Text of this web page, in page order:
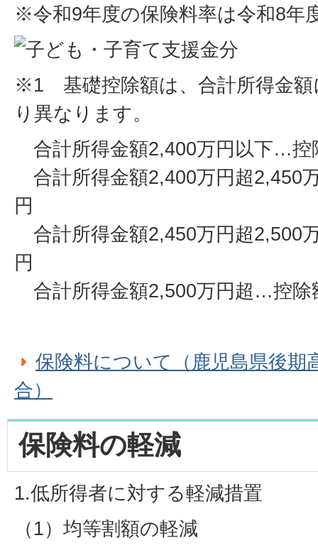
※令和9年度の保険料率は令和8年
※1 基礎控除額は、合計所得金額
り異なります。
合計所得金額2,400万円以下…控
合計所得金額2,400万円超2,450
円
合計所得金額2,450万円超2,500
円
合計所得金額2,500万円超…控除
保険料について（鹿児島県後期
合）
保険料の軽減
1.低所得者に対する軽減措置
（1）均等割額の軽減